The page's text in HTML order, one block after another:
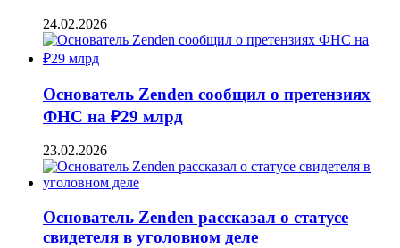
24.02.2026
Основатель Zenden сообщил о претензиях
ФНС на ₽29 млрд
23.02.2026
Основатель Zenden рассказал о статусе
свидетеля в уголовном деле